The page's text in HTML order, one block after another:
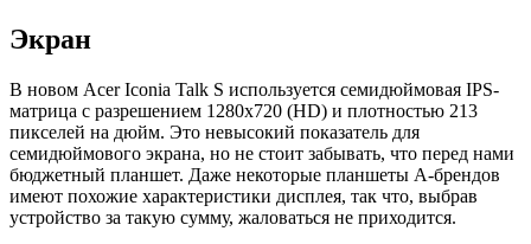
Экран
В новом Acer Iconia Talk S используется семидюймовая IPS-
матрица с разрешением 1280х720 (HD) и плотностью 213
пикселей на дюйм. Это невысокий показатель для
семидюймового экрана, но не стоит забывать, что перед нами
бюджетный планшет. Даже некоторые планшеты А-брендов
имеют похожие характеристики дисплея, так что, выбрав
устройство за такую сумму, жаловаться не приходится.